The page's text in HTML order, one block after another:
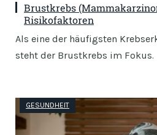
Brustkrebs
Risikofaktoren
Als eine der häufigsten
steht der Brustkrebs im
GESUNDHEIT